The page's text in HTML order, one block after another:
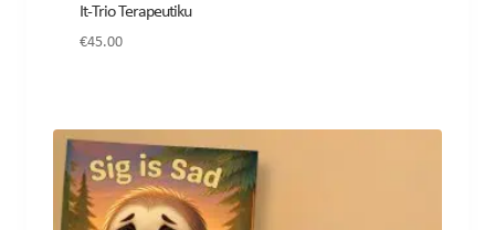
It-Trio Terapeutiku
€45.00